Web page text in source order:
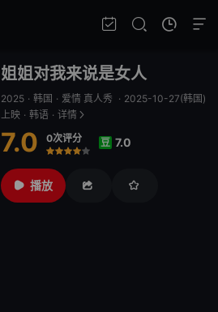
姐姐对我来说是女人
2025 · 韩国 · 爱情 真人秀 · 2025-10-27(韩国)
上映 · 韩语 · 详情
7.0 0次评分
很差
较差
还行推荐力荐
豆 7.0
播放